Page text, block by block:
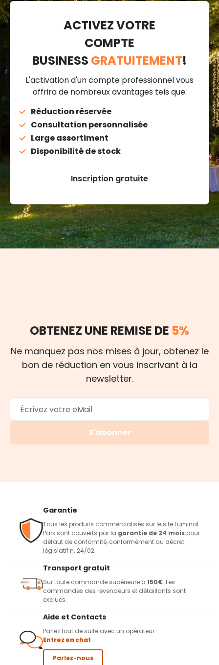
ACTIVEZ VOTRE
COMPTE
BUSINESS GRATUITEMENT!
L'activation d'un compte professionnel vous
offrira de nombreux avantages tels que:
Réduction réservée
Consultation personnalisée
Large assortiment
Disponibilité de stock
Inscription gratuite
OBTENEZ UNE REMISE DE 5%
Ne manquez pas nos mises à jour, obtenez le
bon de réduction en vous inscrivant à la
newsletter.
S'abonner
Garantie
Tous les produits commercialisés sur le site Luminal
Park sont couverts par la garantie de 24 mois pour
défaut de conformité, conformément au décret
législatif n. 24/02.
Transport gratuit
Sur toute commande supérieure à 150€. Les
commandes des revendeurs et détaillants sont
exclues.
Aide et Contacts
Parlez tout de suite avec un opérateur
Entrez en chat
Parlez-nous